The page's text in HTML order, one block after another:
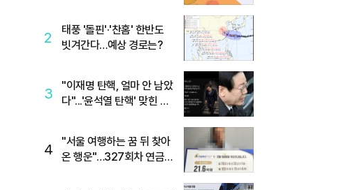
2
태풍 '돌핀'·'찬홈' 한반도
빗겨간다…예상 경로는?
3
"이재명 탄핵, 얼마 안 남았
다"...'윤석열 탄핵' 맞힌 무
4
"서울 여행하는 꿈 뒤 찾아
온 행운"…327회차 연금